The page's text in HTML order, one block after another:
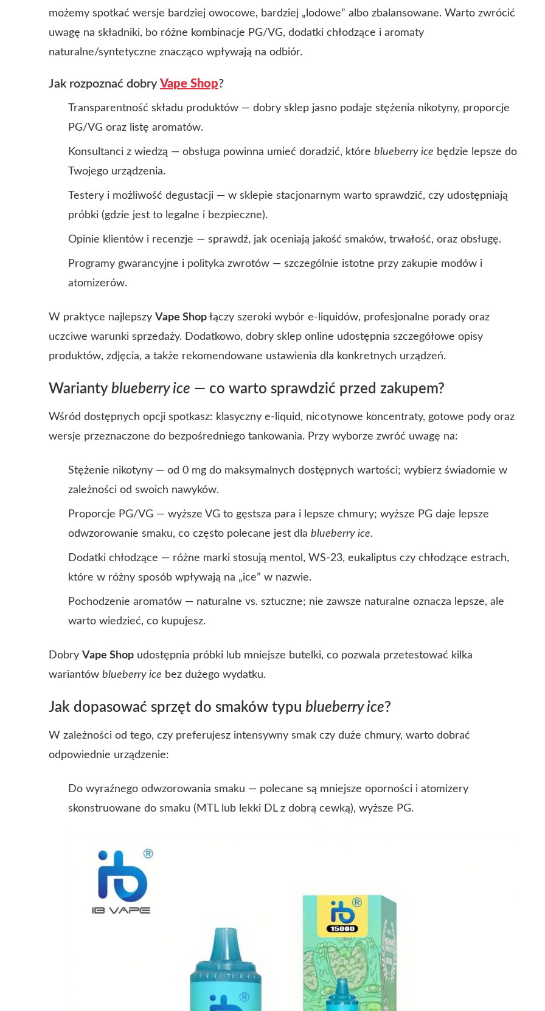
możemy spotkać wersje bardziej owocowe, bardziej „lodowe” albo zbalansowane. Warto zwrócić
uwagę na składniki, bo różne kombinacje PG/VG, dodatki chłodzące i aromaty
naturalne/syntetyczne znacząco wpływają na odbiór.
Jak rozpoznać dobry Vape Shop?
Transparentność składu produktów — dobry sklep jasno podaje stężenia nikotyny, proporcje
PG/VG oraz listę aromatów.
Konsultanci z wiedzą — obsługa powinna umieć doradzić, które blueberry ice będzie lepsze do
Twojego urządzenia.
Testery i możliwość degustacji — w sklepie stacjonarnym warto sprawdzić, czy udostępniają
próbki (gdzie jest to legalne i bezpieczne).
Opinie klientów i recenzje — sprawdź, jak oceniają jakość smaków, trwałość, oraz obsługę.
Programy gwarancyjne i polityka zwrotów — szczególnie istotne przy zakupie modów i
atomizerów.
W praktyce najlepszy Vape Shop łączy szeroki wybór e‑liquidów, profesjonalne porady oraz
uczciwe warunki sprzedaży. Dodatkowo, dobry sklep online udostępnia szczegółowe opisy
produktów, zdjęcia, a także rekomendowane ustawienia dla konkretnych urządzeń.
Warianty blueberry ice — co warto sprawdzić przed zakupem?
Wśród dostępnych opcji spotkasz: klasyczny e‑liquid, nic o tynowe koncentraty, gotowe pody oraz
wersje przeznaczone do bezpośredniego tankowania. Przy wyborze zwróć uwagę na:
Stężenie nikotyny — od 0 mg do maksymalnych dostępnych wartości; wybierz świadomie w
zależności od swoich nawyków.
Proporcje PG/VG — wyższe VG to gęstsza para i lepsze chmury; wyższe PG daje lepsze
odwzorowanie smaku, co często polecane jest dla blueberry ice.
Dodatki chłodzące — różne marki stosują mentol, WS‑23, eukaliptus czy chłodzące estrach,
które w różny sposób wpływają na „ice” w nazwie.
Pochodzenie aromatów — naturalne vs. sztuczne; nie zawsze naturalne oznacza lepsze, ale
warto wiedzieć, co kupujesz.
Dobry Vape Shop udostępnia próbki lub mniejsze butelki, co pozwala przetestować kilka
wariantów blueberry ice bez dużego wydatku.
Jak dopasować sprzęt do smaków typu blueberry ice?
W zależności od tego, czy preferujesz intensywny smak czy duże chmury, warto dobrać
odpowiednie urządzenie:
Do wyraźnego odwzorowania smaku — polecane są mniejsze oporności i atomizery
skonstruowane do smaku (MTL lub lekki DL z dobrą cewką), wyższe PG.